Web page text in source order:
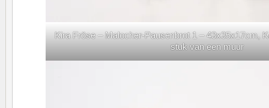
Kira Fröse – Malocher-Pausenbrot 1 – 43x35x17cm,
stuk van een muur